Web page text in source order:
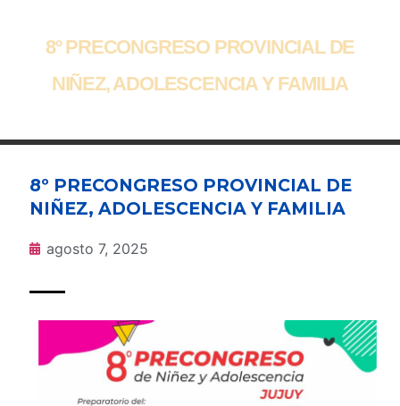
8º PRECONGRESO PROVINCIAL DE
NIÑEZ, ADOLESCENCIA Y FAMILIA
8º PRECONGRESO PROVINCIAL DE
NIÑEZ, ADOLESCENCIA Y FAMILIA
agosto 7, 2025